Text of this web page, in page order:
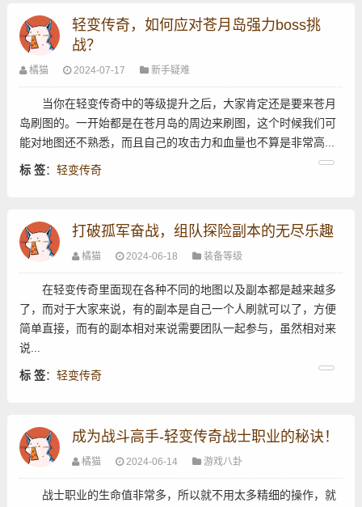
轻变传奇，如何应对苍月岛强力boss挑
战？
橘猫 2024-07-17 新手疑难
当你在轻变传奇中的等级提升之后，大家肯定还是要来苍月
岛刷图的。一开始都是在苍月岛的周边来刷图，这个时候我们可
能对地图还不熟悉，而且自己的攻击力和血量也不算是非常高...
标 签： 轻变传奇
打破孤军奋战，组队探险副本的无尽乐趣
橘猫 2024-06-18 装备等级
在轻变传奇里面现在各种不同的地图以及副本都是越来越多
了，而对于大家来说，有的副本是自己一个人刷就可以了，方便
简单直接，而有的副本相对来说需要团队一起参与，虽然相对来
说...
标 签： 轻变传奇
成为战斗高手-轻变传奇战士职业的秘诀！
橘猫 2024-06-14 游戏八卦
战士职业的生命值非常多，所以就不用太多精细的操作，就